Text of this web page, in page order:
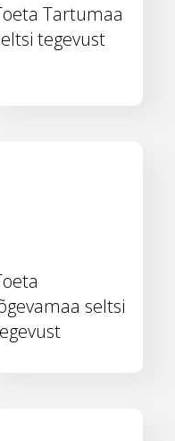
Tartumaa
tegevust
seltsi